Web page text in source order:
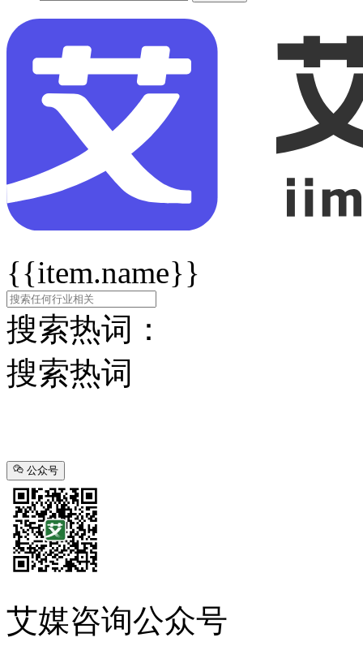
{{item.name}}
搜索热词：
搜索热词
公众号
艾媒咨询公众号